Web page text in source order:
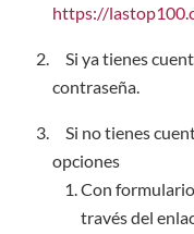
https://
Si ya tienes
contraseña.
Si no tienes
opciones
Con
través del